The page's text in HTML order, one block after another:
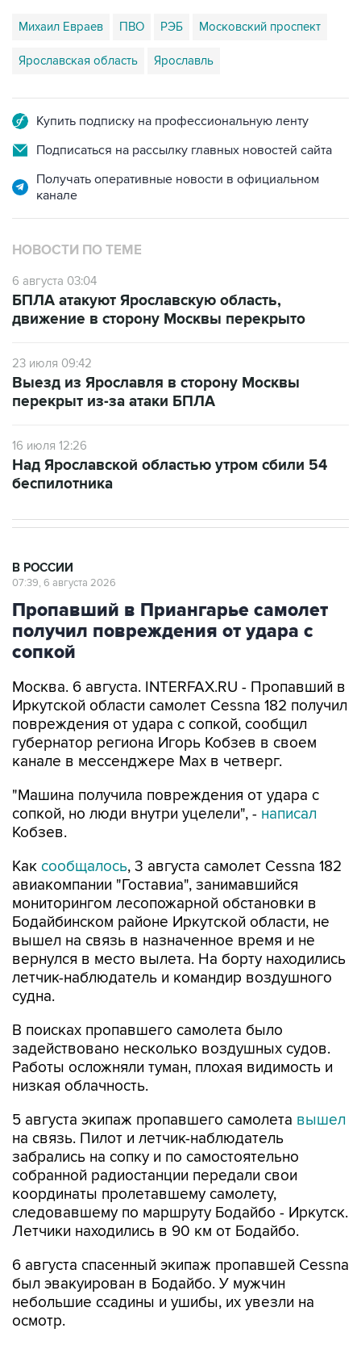
Михаил Евраев ПВО РЭБ Московский проспект
Ярославская область Ярославль
Купить подписку на профессиональную ленту
Подписаться на рассылку главных новостей сайта
Получать оперативные новости в официальном
канале
НОВОСТИ ПО ТЕМЕ
6 августа 03:04
БПЛА атакуют Ярославскую область,
движение в сторону Москвы перекрыто
23 июля 09:42
Выезд из Ярославля в сторону Москвы
перекрыт из-за атаки БПЛА
16 июля 12:26
Над Ярославской областью утром сбили 54
беспилотника
В РОССИИ
07:39, 6 августа 2026
Пропавший в Приангарье самолет
получил повреждения от удара с
сопкой
Москва. 6 августа. INTERFAX.RU - Пропавший в
Иркутской области самолет Cessna 182 получил
повреждения от удара с сопкой, сообщил
губернатор региона Игорь Кобзев в своем
канале в мессенджере Мах в четверг.
"Машина получила повреждения от удара с
сопкой, но люди внутри уцелели", - написал
Кобзев.
Как сообщалось, 3 августа самолет Cessna 182
авиакомпании "Гоставиа", занимавшийся
мониторингом лесопожарной обстановки в
Бодайбинском районе Иркутской области, не
вышел на связь в назначенное время и не
вернулся в место вылета. На борту находились
летчик-наблюдатель и командир воздушного
судна.
В поисках пропавшего самолета было
задействовано несколько воздушных судов.
Работы осложняли туман, плохая видимость и
низкая облачность.
5 августа экипаж пропавшего самолета вышел
на связь. Пилот и летчик-наблюдатель
забрались на сопку и по самостоятельно
собранной радиостанции передали свои
координаты пролетавшему самолету,
следовавшему по маршруту Бодайбо - Иркутск.
Летчики находились в 90 км от Бодайбо.
6 августа спасенный экипаж пропавшей Cessna
был эвакуирован в Бодайбо. У мужчин
небольшие ссадины и ушибы, их увезли на
осмотр.